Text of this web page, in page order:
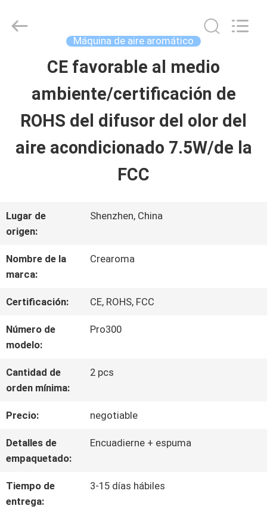
HOGAR
PRODUCTOS
VIDEOS
SHOW
SOBRE
NOSOTROS
VIAJE
DE
LA
FÁBRICA
CONTROL
DE
Water
Meter
Máquina de aire aromático
CE favorable al medio
ambiente/certificación de
ROHS del difusor del olor del
aire acondicionado 7.5W/de la
FCC
Lugar de
origen:
Shenzhen, China
Nombre de la
marca:
Crearoma
Certificación: CE, ROHS, FCC
Número de
modelo:
Pro300
Cantidad de
orden mínima:
2 pcs
Precio: negotiable
Detalles de
empaquetado:
Encuadierne + espuma
Tiempo de
entrega:
3-15 días hábiles